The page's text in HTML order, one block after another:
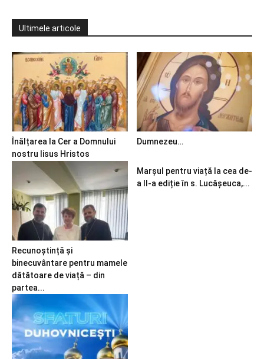
Ultimele articole
Înălțarea la Cer a Domnului
nostru Iisus Hristos
Dumnezeu…
Recunoștință și
binecuvântare pentru mamele
dătătoare de viață – din
partea...
Marșul pentru viață la cea de-
a II-a ediție în s. Lucășeuca,...